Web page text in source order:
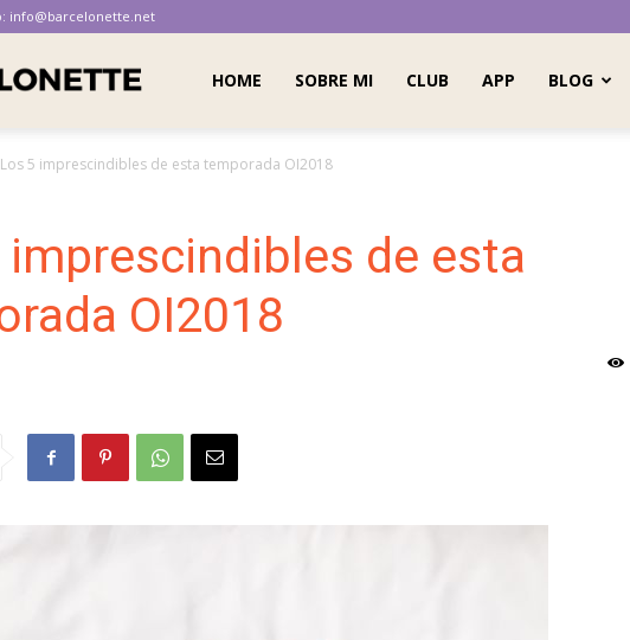
info@barcelonette.net
Barcelonette
HOME SOBRE MI CLUB APP BLOG
Los 5 imprescindibles de esta temporada OI2018
imprescindibles de esta
OI2018